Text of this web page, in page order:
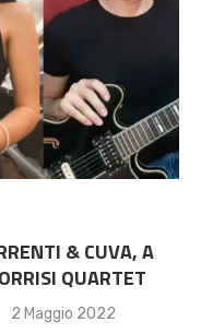
& CUVA, A
QUARTET
2 Maggio 2022